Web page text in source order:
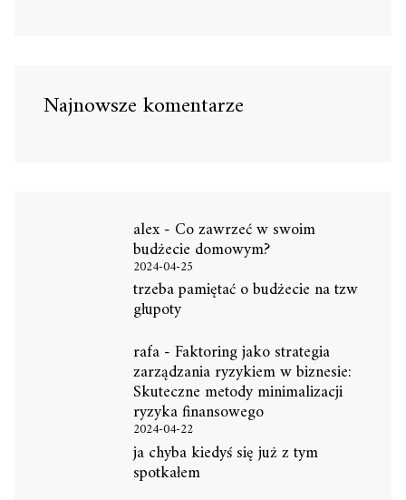
Najnowsze komentarze
alex- Co zawrzeć w swoim
budżecie domowym?
2024-04-25
trzeba pamiętać o budżecie na tzw
głupoty
rafa-Faktoring jako strategia
zarządzania ryzykiem w biznesie:
Skuteczne metody minimalizacji
ryzyka finansowego
2024-04-22
ja chyba kiedyś się już z tym
spotkałem